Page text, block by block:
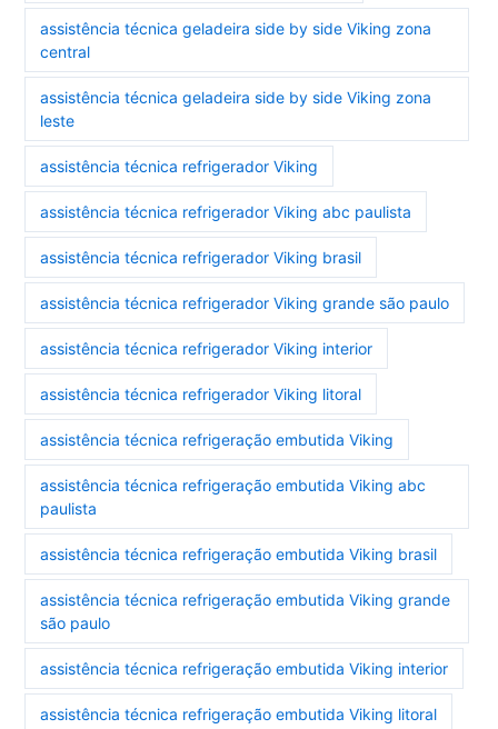
assistência técnica geladeira side by side Viking zona
central
assistência técnica geladeira side by side Viking zona
leste
assistência técnica refrigerador Viking
assistência técnica refrigerador Viking abc paulista
assistência técnica refrigerador Viking brasil
assistência técnica refrigerador Viking grande são paulo
assistência técnica refrigerador Viking interior
assistência técnica refrigerador Viking litoral
assistência técnica refrigeração embutida Viking
assistência técnica refrigeração embutida Viking abc
paulista
assistência técnica refrigeração embutida Viking brasil
assistência técnica refrigeração embutida Viking grande
são paulo
assistência técnica refrigeração embutida Viking interior
assistência técnica refrigeração embutida Viking litoral